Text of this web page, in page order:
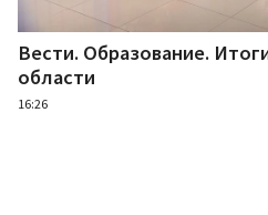
Вести. Образование.
области
16:26